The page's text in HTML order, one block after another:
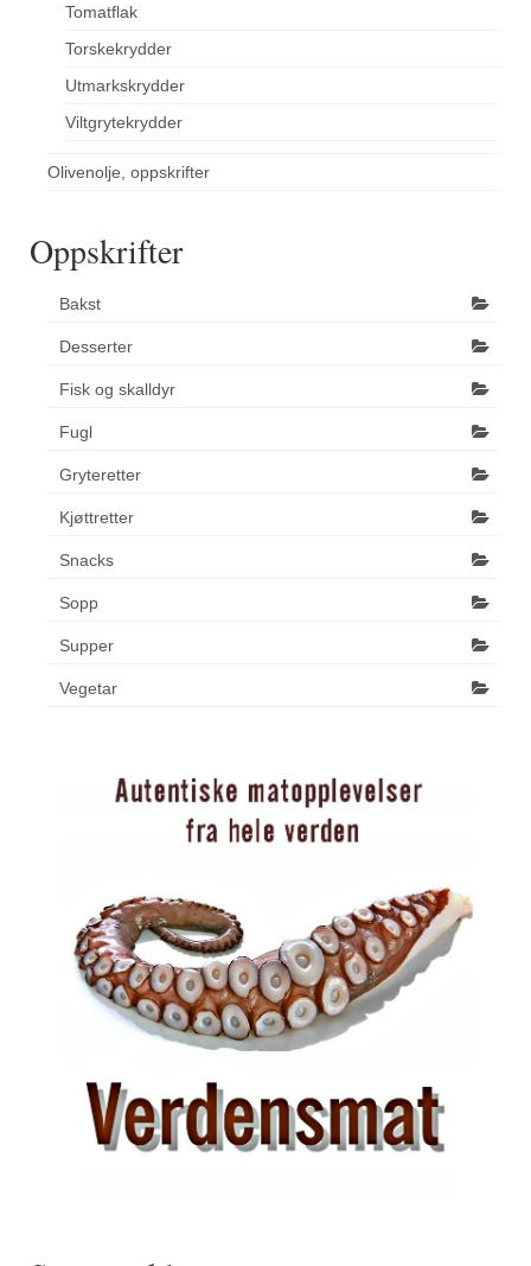
Tomatflak
Torskekrydder
Utmarkskrydder
Viltgrytekrydder
Olivenolje, oppskrifter
Oppskrifter
Bakst
Desserter
Fisk og skalldyr
Fugl
Gryteretter
Kjøttretter
Snacks
Sopp
Supper
Vegetar